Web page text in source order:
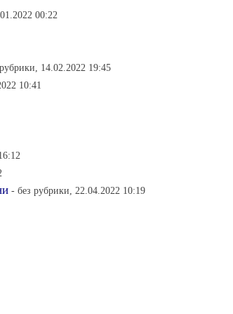
00:22
14.02.2022 19:45
10:41
- без рубрики, 22.04.2022 10:19